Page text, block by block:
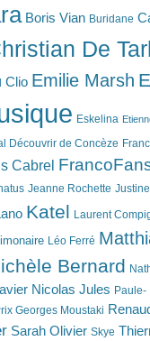
Boris Vian Buridane
De
Clio Emilie Marsh
Eskelina
Découvrir de Concèze
Cabrel
Jeanne Rochette Justine
Katel Laurent
Léo Ferré
Bernard
Nicolas Jules Paule-
Georges Moustaki
Sarah Olivier Skye